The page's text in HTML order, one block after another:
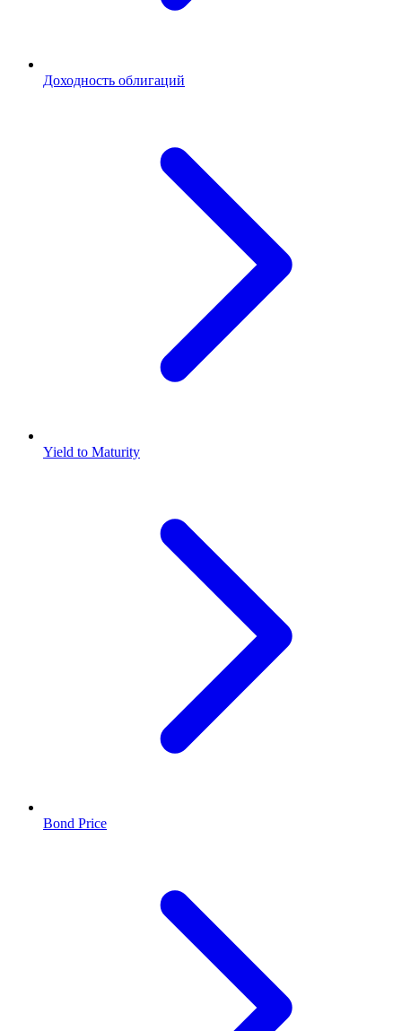
Доходность облигаций
Yield to Maturity
Bond Price